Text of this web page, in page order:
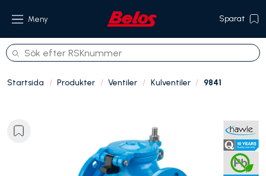
Meny Sparat
Om oss
Startsida Produkter Ventiler Kulventiler 9841